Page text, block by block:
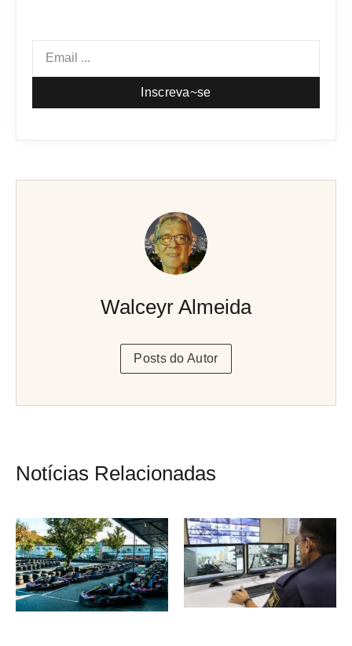
Inscreva~se
Walceyr Almeida
Posts do Autor
Notícias Relacionadas